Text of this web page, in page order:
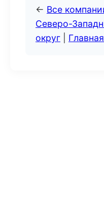
← Все
Северо-
округ